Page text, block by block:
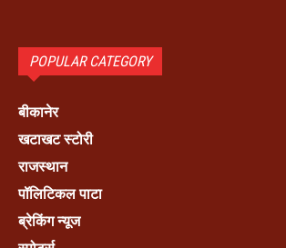
POPULAR CATEGORY
बीकानेर
खटाखट स्टोरी
राजस्थान
पॉलिटिकल पाटा
ब्रेकिंग न्यूज